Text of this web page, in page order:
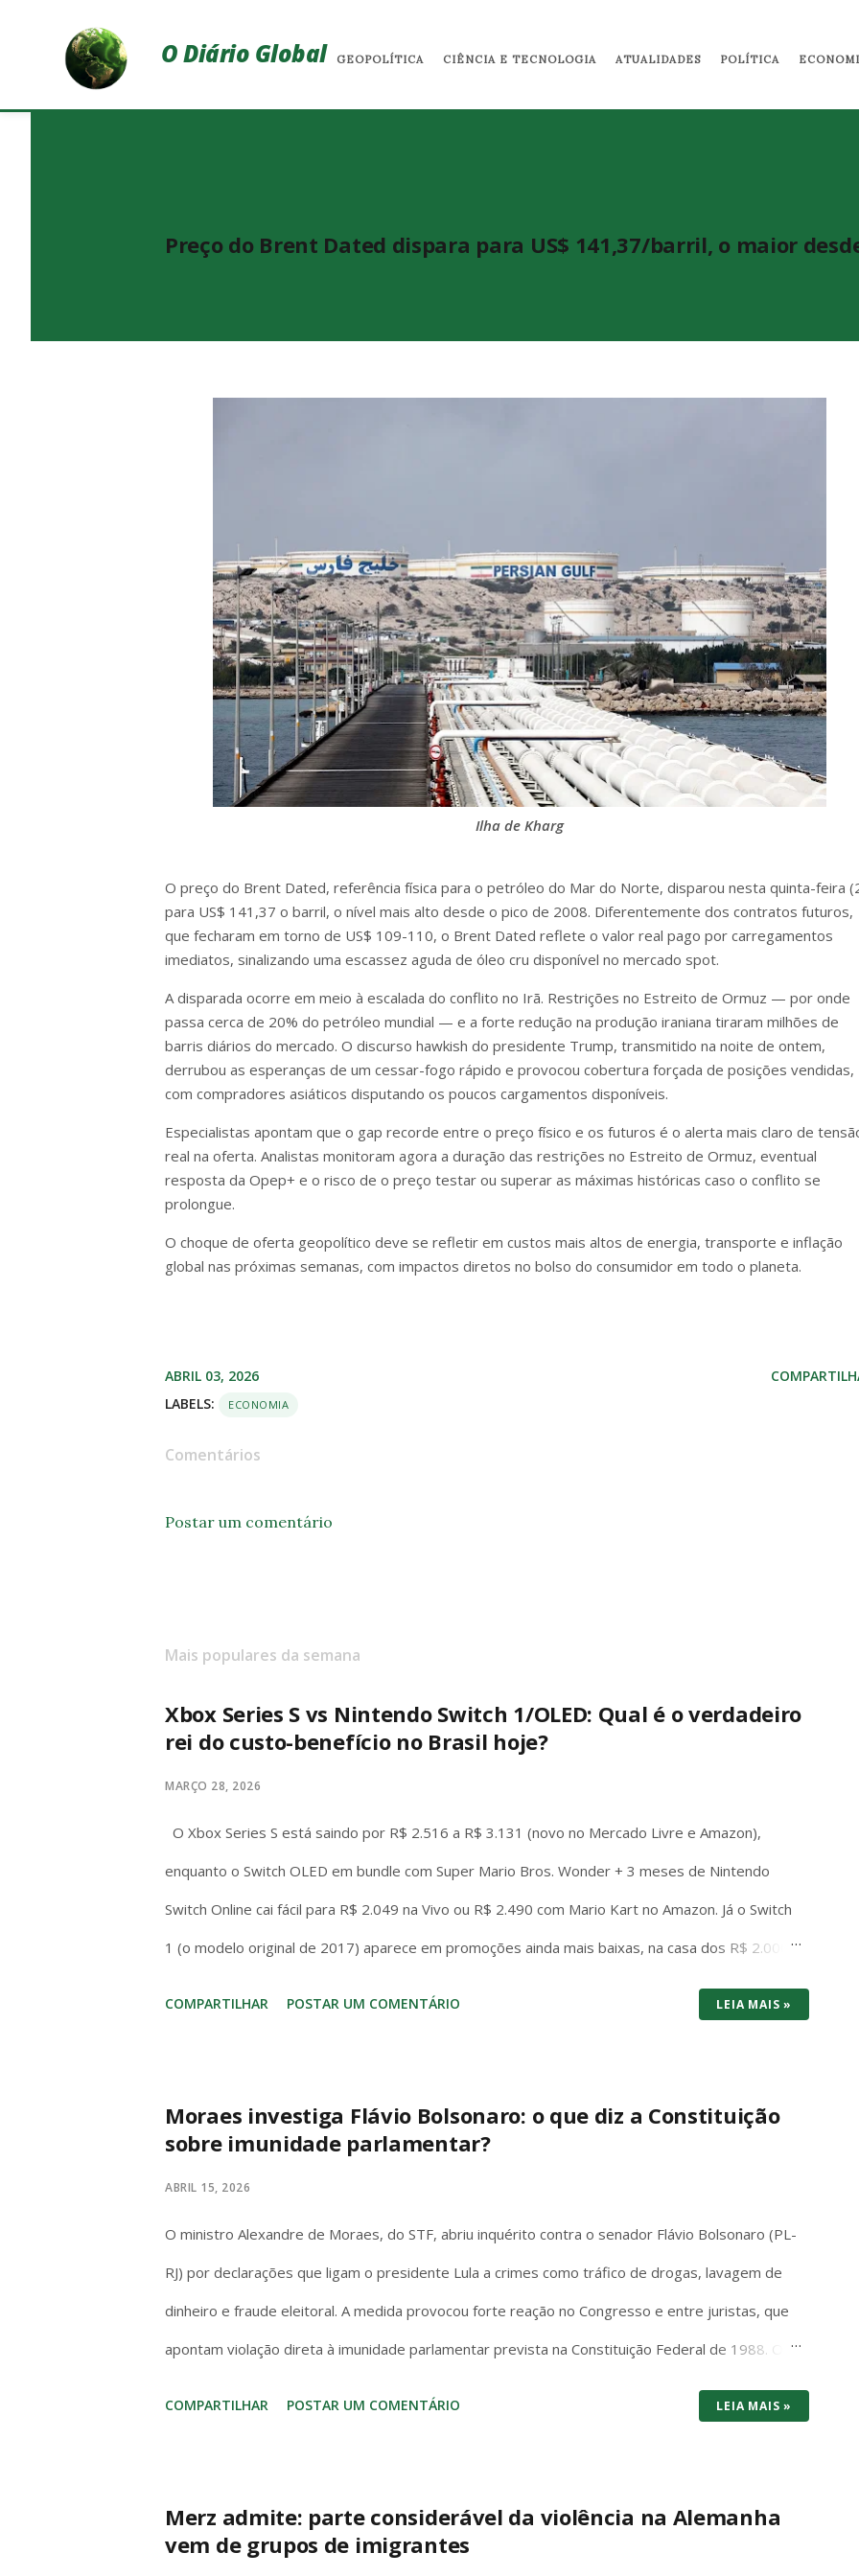
O Diário Global GEOPOLÍTICA CIÊNCIA E TECNOLOGIA ATUALIDADES POLÍTICA
Preço do Brent Dated dispara para US$ 141,37/barril, o maior
Ilha de Kharg
O preço do Brent Dated, referência física para o petróleo do Mar do Norte, disparou nesta quinta-feira
para US$ 141,37 o barril, o nível mais alto desde o pico de 2008. Diferentemente dos contratos futuros,
que fecharam em torno de US$ 109-110, o Brent Dated reflete o valor real pago por carregamentos
imediatos, sinalizando uma escassez aguda de óleo cru disponível no mercado spot.
A disparada ocorre em meio à escalada do conflito no Irã. Restrições no Estreito de Ormuz — por onde
passa cerca de 20% do petróleo mundial — e a forte redução na produção iraniana tiraram milhões de
barris diários do mercado. O discurso hawkish do presidente Trump, transmitido na noite de ontem,
derrubou as esperanças de um cessar-fogo rápido e provocou cobertura forçada de posições vendidas,
com compradores asiáticos disputando os poucos cargamentos disponíveis.
Especialistas apontam que o gap recorde entre o preço físico e os futuros é o alerta mais claro de
real na oferta. Analistas monitoram agora a duração das restrições no Estreito de Ormuz, eventual
resposta da Opep+ e o risco de o preço testar ou superar as máximas históricas caso o conflito se
prolongue.
O choque de oferta geopolítico deve se refletir em custos mais altos de energia, transporte e inflação
global nas próximas semanas, com impactos diretos no bolso do consumidor em todo o planeta.
ABRIL 03, 2026
LABELS:
ECONOMIA
Comentários
Postar um comentário
Mais populares da semana
Xbox Series S vs Nintendo Switch 1/OLED: Qual é o verdadeiro
rei do custo-benefício no Brasil hoje?
MARÇO 28, 2026
O Xbox Series S está saindo por R$ 2.516 a R$ 3.131 (novo no Mercado Livre e Amazon),
enquanto o Switch OLED em bundle com Super Mario Bros. Wonder + 3 meses de Nintendo
Switch Online cai fácil para R$ 2.049 na Vivo ou R$ 2.490 com Mario Kart no Amazon. Já o Switch
1 (o modelo original de 2017) aparece em promoções ainda mais baixas, na casa dos R$ 2.000
com jogo incluso. No bolso brasileiro, os dois consoles brigam cabeça a cabeça no preço de
entrada – mas o Switch (1 ou OLED) costuma vencer por entregar bundle pronto pra jogar na
dock/720p handheld e o OLED melhora a tela com cores vibrantes e pretos profundos – mas
COMPARTILHAR POSTAR UM COMENTÁRIO LEIA MAIS »
Moraes investiga Flávio Bolsonaro: o que diz a Constituição
sobre imunidade parlamentar?
ABRIL 15, 2026
O ministro Alexandre de Moraes, do STF, abriu inquérito contra o senador Flávio Bolsonaro (PL-
RJ) por declarações que ligam o presidente Lula a crimes como tráfico de drogas, lavagem de
dinheiro e fraude eleitoral. A medida provocou forte reação no Congresso e entre juristas, que
apontam violação direta à imunidade parlamentar prevista na Constituição Federal de 1988. O
Artigo 53 da Constituição é claro e sem ambiguidades: “Os Deputados e Senadores são
invioláveis, civil e penalmente, por quaisquer de suas opiniões, palavras e votos”. A palavra
pessoal, mas garantia institucional do regime democrático. Ela permite que senadores e
COMPARTILHAR POSTAR UM COMENTÁRIO LEIA MAIS »
Merz admite: parte considerável da violência na Alemanha
vem de grupos de imigrantes